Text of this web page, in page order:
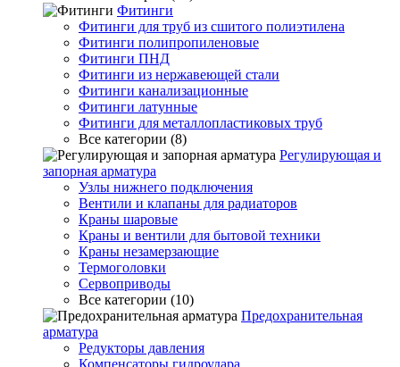
Фитинги
Фитинги для труб из сшитого полиэтилена
Фитинги полипропиленовые
Фитинги ПНД
Фитинги из нержавеющей стали
Фитинги канализационные
Фитинги латунные
Фитинги для металлопластиковых труб
Все категории (8)
Регулирующая и
запорная арматура
Узлы нижнего подключения
Вентили и клапаны для радиаторов
Краны шаровые
Краны и вентили для бытовой техники
Краны незамерзающие
Термоголовки
Сервоприводы
Все категории (10)
Предохранительная
арматура
Редукторы давления
Компенсаторы гидроудара